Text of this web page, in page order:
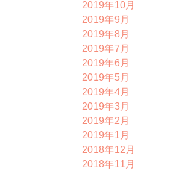
2019年10月
2019年9月
2019年8月
2019年7月
2019年6月
2019年5月
2019年4月
2019年3月
2019年2月
2019年1月
2018年12月
2018年11月